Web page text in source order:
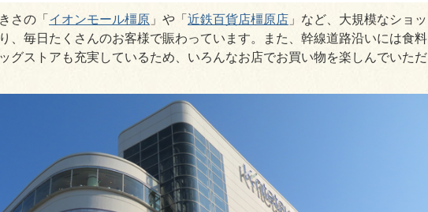
さの「 イオンモール橿原 」や「 近鉄百貨店橿原店 」など、大規模なショッ
、毎日たくさんのお客様で賑わっています。また、幹線道路沿いには食料
グストアも充実しているため、いろんなお店でお買い物を楽しんでいただ